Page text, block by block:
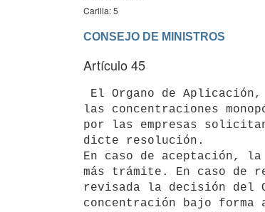
Carilla: 5
Artículo 45
las concentraciones
por las empresas
dicte resolución.
En caso de aceptación,
más trámite. En caso de
revisada la decisión del
concentración bajo